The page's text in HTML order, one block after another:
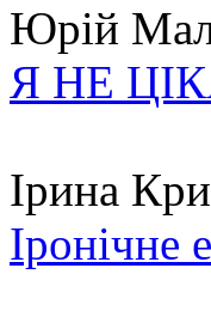
Юрій
Я НЕ
Ірина
Іронічне